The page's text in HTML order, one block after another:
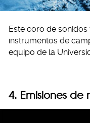
Este coro de
instrumentos de
equipo de la
4. Emisiones de